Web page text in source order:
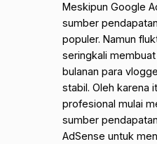
Meskipun Google
sumber
populer. Namun
seringkali
bulanan para
stabil. Oleh karena
profesional mulai
sumber
AdSense untuk